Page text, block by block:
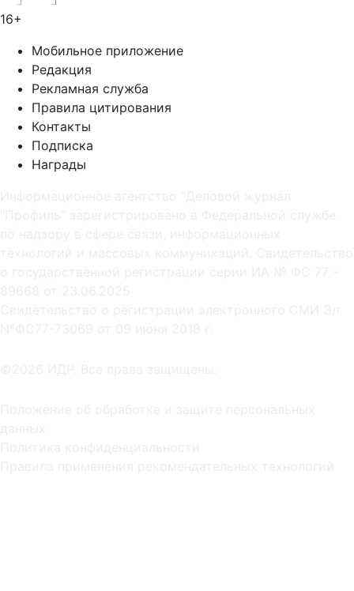
16+
Мобильное приложение
Редакция
Рекламная служба
Правила цитирования
Контакты
Подписка
Награды